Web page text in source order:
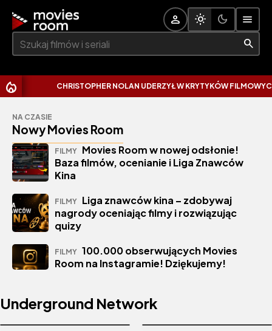
Szukaj:
CHRISTOPHER NOLAN UDERZYŁ W KRYTYKÓW
NA CZASIE
Nowy Movies Room
FILMY Movies Room w nowej odsłonie!
Baza filmów, ocenianie i Liga Znawców
Kina
FILMY Liga znawców kina – zdobywaj
nagrody oceniając filmy i rozwiązując
quizy
FILMY 100.000 obserwujących Movies
Room na Instagramie! Dziękujemy!
Underground Network